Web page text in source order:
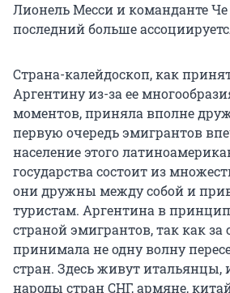
Лионель Месси и команданте Че
последний больше
Страна-калейдоскоп, как
Аргентину из-за ее
моментов, приняла вполне
первую очередь эмигрантов
население этого
государства состоит из
они дружны между собой и
туристам. Аргентина в
страной эмигрантов, так как
принимала не одну волну
стран. Здесь живут
народы стран СНГ, армяне,